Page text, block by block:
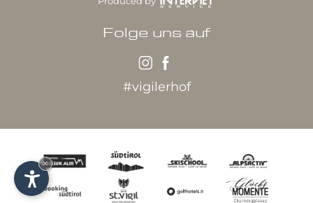
Unser Partnerhotel:
Folge uns auf
#vigilerhof
×